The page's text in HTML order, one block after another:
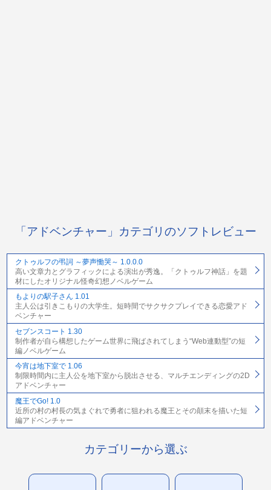
「アドベンチャー」カテゴリのソフトレビュー
クトゥルフの弔詞 ～夢声慟哭～ 1.0.0.0
高い文章力とグラフィックによる演出が秀逸。「クトゥルフ神話」を題
材にしたオリジナル怪奇幻想ノベルゲーム
もよりの駅子さん 1.01
主人公は引きこもりの大学生。短時間でサクサクプレイできる恋愛アド
ベンチャー
セブンスコート 1.30
制作者が自ら構想したゲーム世界に飛ばされてしまう“Web連動型”の短
編ノベルゲーム
今宵は地下室で 1.06
制限時間内に主人公を地下室から脱出させる、マルチエンディングの2D
アドベンチャー
魔王でGo! 1.0
近所の村の村長の気まぐれで勇者に狙われる魔王とその顛末を描いた短
編アドベンチャー
カテゴリーから選ぶ